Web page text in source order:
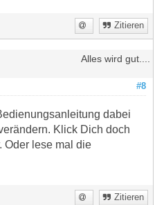
Zitieren
Alles wird gut....
#8
dabei
Klick Dich doch
Oder lese mal die
Zitieren